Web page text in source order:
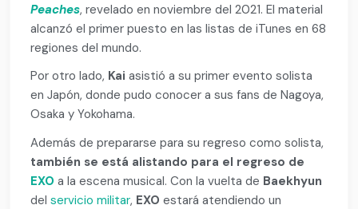
Peaches, revelado en noviembre del 2021. El material
alcanzó el primer puesto en las listas de iTunes en 68
regiones del mundo.
Por otro lado, Kaiasistió a su primer evento solista
en Japón, donde pudo conocer a sus fans de Nagoya,
Osaka y Yokohama.
Además de prepararse para su regreso como solista,
también se está alistando para el regreso de
EXO a la escena musical. Con la vuelta de Baekhyun
delservicio militar, EXOestará atendiendo un